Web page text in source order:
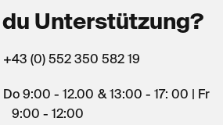
Unterstützung?
+43 (0) 552 350 582 19
9:00 - 12.00 & 13:00 - 17: 00 | Fr
9:00 - 12:00